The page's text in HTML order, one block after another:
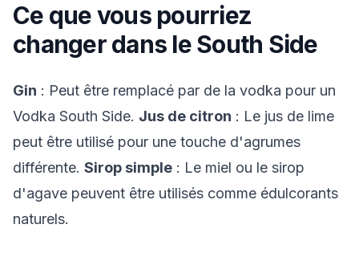
Ce que vous pourriez
changer dans leSouth Side
Gin : Peut être remplacé par de la vodka pour un
Vodka South Side. Jus de citron : Le jus de lime
peut être utilisé pour une touche d'agrumes
différente. Sirop simple : Le miel ou le sirop
d'agave peuvent être utilisés comme édulcorants
naturels.